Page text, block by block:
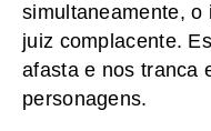
simultaneamente, o
juiz complacente.
afasta e nos tranca
personagens.